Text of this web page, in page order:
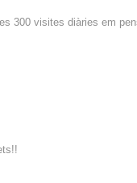
300 visites diàries em